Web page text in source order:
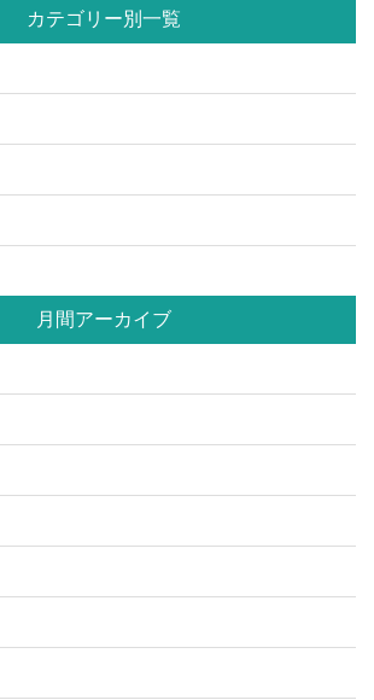
カテゴリー別一覧
月間アーカイブ